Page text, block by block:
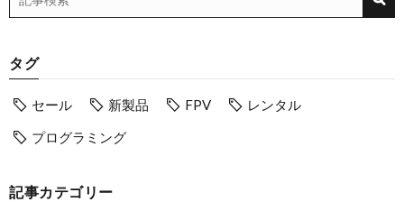
タグ
セール 新製品 FPV
レンタル
プログラミング
記事カテゴリー